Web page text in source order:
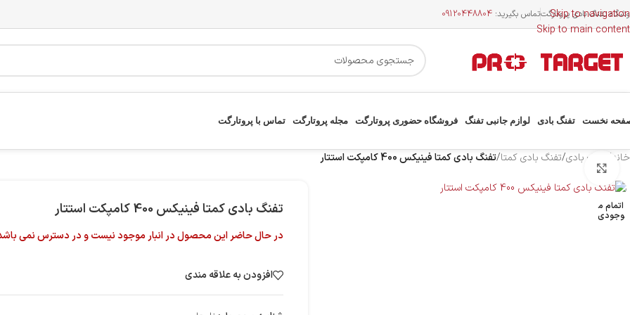
Skip to navigation
Skip to main content
تفنگ بادی پروتارگتتماس بگیرید: 09120448804
نخست تفنگ بادی لوازم جانبی تفنگ فروشگاه حضوری پروتارگت مجله پروتارگت تماس با پروتارگت
خانه / تفنگ بادی/تفنگ بادی کمتا/تفنگ بادی کمتا فینیکس 400 کامپکت استتار
اتمام م
وجودی تفنگ بادی کمتا فینیکس 400 کامپکت استتار
در حال حاضر این محصول در انبار موجود نیست و در دسترس نمی
افزودن به علاقه مندی